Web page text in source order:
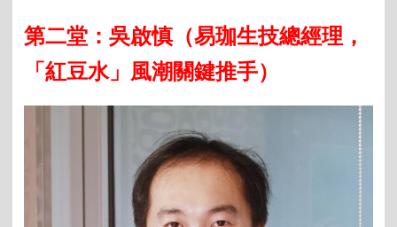
第二堂：吳啟慎（易珈生技總經理，
「紅豆水」風潮關鍵推手）